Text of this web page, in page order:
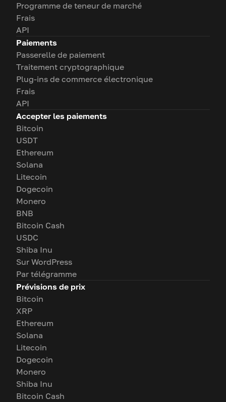
Programme de teneur de marché
Frais
API
Paiements
Passerelle de paiement
Traitement cryptographique
Plug-ins de commerce électronique
Frais
API
Accepter les paiements
Bitcoin
USDT
Ethereum
Solana
Litecoin
Dogecoin
Monero
BNB
Bitcoin Cash
USDC
Shiba Inu
Sur WordPress
Par télégramme
Prévisions de prix
Bitcoin
XRP
Ethereum
Solana
Litecoin
Dogecoin
Monero
Shiba Inu
Bitcoin Cash